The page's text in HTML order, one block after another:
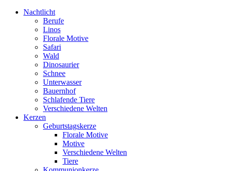
Nachtlicht
Berufe
Linos
Florale Motive
Safari
Wald
Dinosaurier
Schnee
Unterwasser
Bauernhof
Schlafende Tiere
Verschiedene Welten
Kerzen
Geburtstagskerze
Florale Motive
Motive
Verschiedene Welten
Tiere